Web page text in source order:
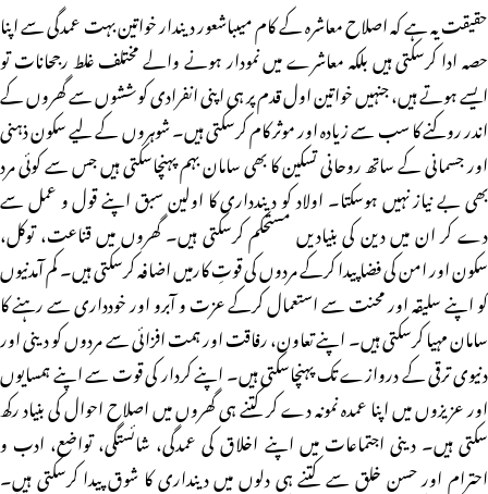
حقیقت یہ ہے کہ اصلاح معاشرہ کے کام میںباشعور دیندار خواتین بہت عمدگی سے اپنا
حصہ ادا کرسکتی ہیں بلکہ معاشرے میں نمودار ہونے والے مختلف غلط رجحانات تو
ایسے ہوتے ہیں، جنہیں خواتین اول قدم پر ہی اپنی انفرادی کوششوں سے گھروں کے
اندر روکنے کا سب سے زیادہ اور موثر کام کرسکتی ہیں۔ شوہروں کے لیے سکون ذہنی
اور جسمانی کے ساتھ روحانی تسکین کا بھی سامان بہم پہنچاسکتی ہیں جس سے کوئی مرد
بھی بے نیاز نہیں ہوسکتا۔ اولاد کو دیندداری کا اولین سبق اپنے قول و عمل سے
دے کر ان میں دین کی بنیادیں مستحکم کرسکتی ہیں۔ گھروں میں قناعت، توکل،
سکون اور امن کی فضا پیدا کرکے مردوں کی قوتِ کارمیں اضافہ کرسکتی ہیں۔ کم آمدنیوں
کو اپنے سلیقہ اور محنت سے استعمال کرکے عزت و آبرو اور خودداری سے رہنے کا
سامان مہیا کرسکتی ہیں۔ اپنے تعاون، رفاقت اور ہمت افزائی سے مردوں کو دینی اور
دنیوی ترقی کے دروازے تک پہنچاسکتی ہیں۔ اپنے کردار کی قوت سے اپنے ہمسایوں
اور عزیزوں میں اپنا عمدہ نمونہ دے کر کتنے ہی گھروں میں اصلاح احوال کی بنیاد رکھ
سکتی ہیں۔ دینی اجتماعات میں اپنے اخلاق کی عمدگی، شائستگی، تواضع، ادب و
احترام اور حسنِ خلق سے کتنے ہی دلوں میں دینداری کا شوق پیدا کرسکتی ہیں۔